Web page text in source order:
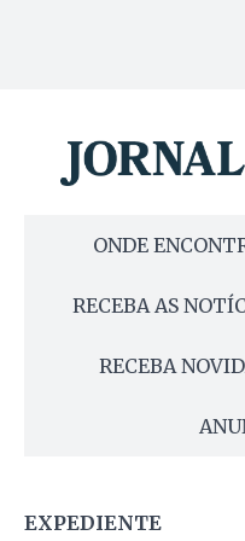
ONDE
RECEBA AS
RECEBA
EXPEDIENTE